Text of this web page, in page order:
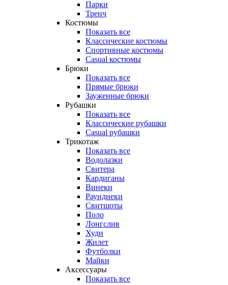
Парки
Тренч
Костюмы
Показать все
Классические костюмы
Спортивные костюмы
Casual костюмы
Брюки
Показать все
Прямые брюки
Зауженные брюки
Рубашки
Показать все
Классические рубашки
Casual рубашки
Трикотаж
Показать все
Водолазки
Свитера
Кардиганы
Винеки
Раунднеки
Свитшоты
Поло
Лонгслив
Худи
Жилет
Футболки
Майки
Аксессуары
Показать все